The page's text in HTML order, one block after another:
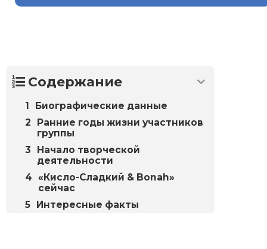
Содержание
Биографические данные
Ранние годы жизни участников
группы
Начало творческой
деятельности
«Кисло-Сладкий & Bonah»
сейчас
Интересные факты